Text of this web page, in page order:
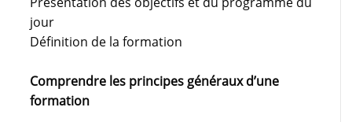
jour
Définition de la formation
Comprendre les principes généraux d’une
formation